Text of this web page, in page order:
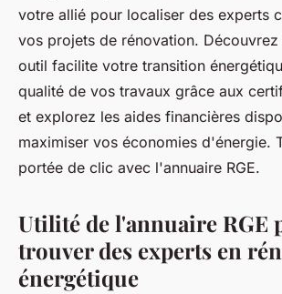
votre allié pour localiser des experts
vos projets de rénovation.
outil facilite votre transition
qualité de vos travaux grâce aux
et explorez les aides financières
maximiser vos économies d'énergie.
portée de clic avec l'annuaire RGE.
Utilité de l'annuaire RGE
trouver des experts en
énergétique